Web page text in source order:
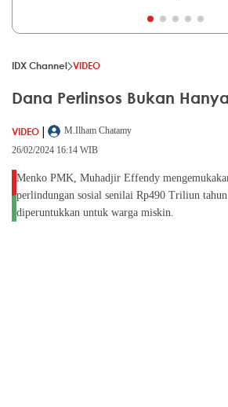
IDX Channel VIDEO
Dana Perlinsos Bukan
VIDEO |
M.Ilham Chatamy
26/02/2024 16:14 WIB
Menko PMK, Muhadjir Effendy
perlindungan sosial senilai Rp490 Triliun
diperuntukkan untuk warga miskin.